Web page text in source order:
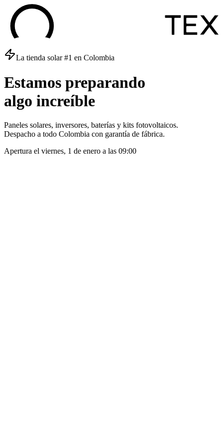
La tienda solar #1 en Colombia
Estamos preparando
algo increíble
Paneles solares, inversores, baterías y kits fotovoltaicos.
Despacho a todo Colombia con garantía de fábrica.
Apertura el viernes, 1 de enero a las 09:00